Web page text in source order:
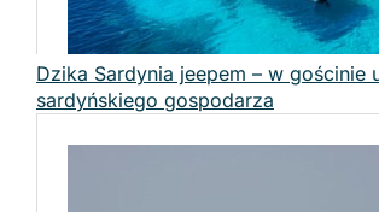
Dzika Sardynia jeepem – w gościnie
sardyńskiego gospodarza